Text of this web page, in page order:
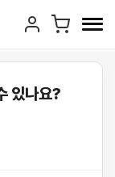
있나요?